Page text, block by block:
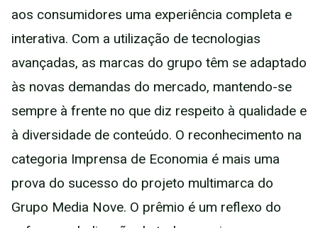
aos consumidores uma experiência completa e
interativa. Com a utilização de tecnologias
avançadas, as marcas do grupo têm se adaptado
às novas demandas do mercado, mantendo-se
sempre à frente no que diz respeito à qualidade e
à diversidade de conteúdo. O reconhecimento na
categoria Imprensa de Economia é mais uma
prova do sucesso do projeto multimarca do
Grupo Media Nove. O prêmio é um reflexo do